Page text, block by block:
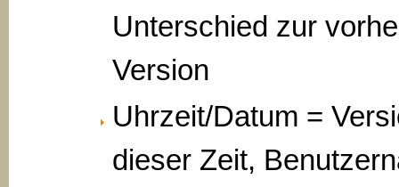
Unterschied zur
Version
Uhrzeit/Datum =
dieser Zeit,